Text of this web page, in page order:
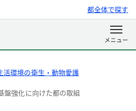
都全体で探す
活環境の衛生・動物愛護
盤強化に向けた都の取組